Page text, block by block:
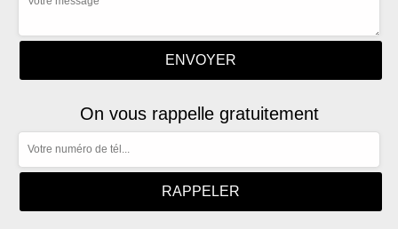
On vous rappelle gratuitement